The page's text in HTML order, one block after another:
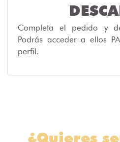
Completa el pedido y
Podrás acceder a ellos
perfil.
¿Quieres